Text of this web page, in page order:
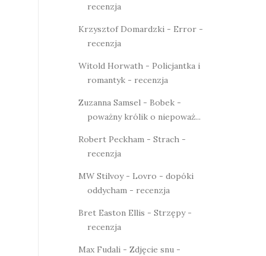
recenzja
Krzysztof Domardzki - Error -
recenzja
Witold Horwath - Policjantka i
romantyk - recenzja
Zuzanna Samsel - Bobek -
poważny królik o niepoważ...
Robert Peckham - Strach -
recenzja
MW Stilvoy - Lovro - dopóki
oddycham - recenzja
Bret Easton Ellis - Strzępy -
recenzja
Max Fudali - Zdjęcie snu -